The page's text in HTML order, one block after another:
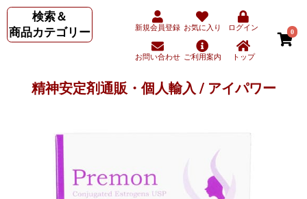
検索＆
商品カテゴリー
新規会員登録 お気に入り ログイン
お問い合わせ ご利用案内 トップ
0
精神安定剤通販・個人輸入 / アイパワー